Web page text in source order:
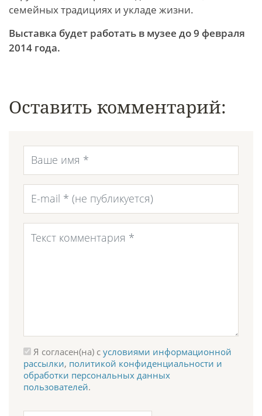
семейных традициях и укладе жизни.
Выставка будет работать в музее до 9 февраля
2014 года.
Оставить комментарий:
Я согласен(на) с условиями информационной
рассылки, политикой конфиденциальности и
обработки персональных данных
пользователей.